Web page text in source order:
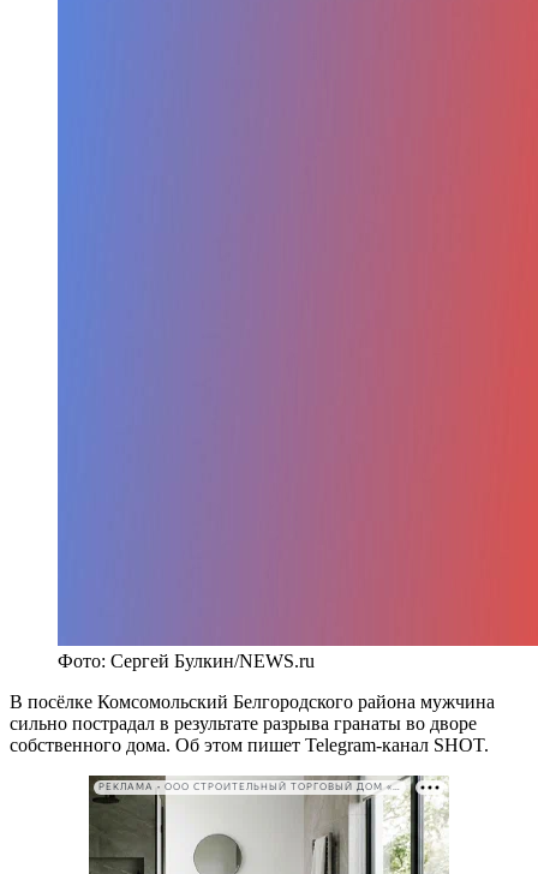
Фото: Сергей Булкин/NEWS.ru
В посёлке Комсомольский Белгородского района мужчина
сильно пострадал в результате разрыва гранаты во дворе
собственного дома. Об этом пишет Telegram-канал SHOT.
РЕКЛАМА • ООО СТРОИТЕЛЬНЫЙ ТОРГОВЫЙ ДОМ «ПЕТРОВИЧ». ИНН: 7802348846